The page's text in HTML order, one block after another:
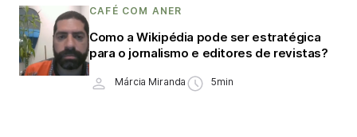
CAFÉ COM ANER
Como a Wikipédia pode ser estratégica
para o jornalismo e editores de revistas?
Márcia Miranda 5min